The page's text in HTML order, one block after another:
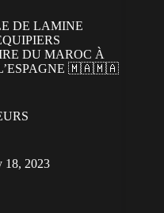
DE LAMINE
DU MAROC À
L’ESPAGNE 🇲🇦🇲🇦
18, 2023